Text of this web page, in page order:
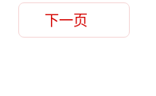
下一页